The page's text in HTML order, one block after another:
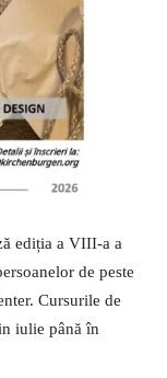
ediția a VIII-a a
de peste
Cursurile de
iulie până în